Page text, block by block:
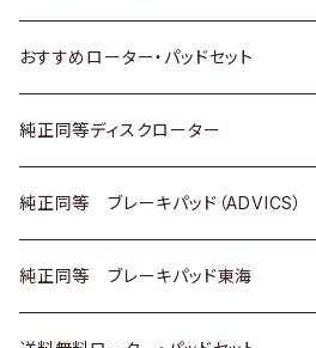
ダイハツ
マツダ
三菱
スバル
いすゞ
ダイハツ
マツダ
三菱
いすゞ
ダイハツ
三菱
日野
スズキ
日産
ダイハツ
マツダ
ホンダ
スズキ
日産
いすゞ
トヨタ
日産
いすゞ
ダイハツ
おすすめローター・パッドセット
トヨタ
ホンダ
スズキ
純正同等ディスクローター
トヨタ
ホンダ
純正同等 ブレーキパッド（ADVICS）
トヨタ
純正同等 ブレーキパッド東海